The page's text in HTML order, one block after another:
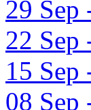
29 Sep
22 Sep
15 Sep
08 Sep